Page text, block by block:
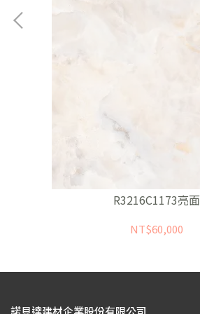
R3216C1173亮面
NT$60,000
諾貝達建材企業股份有限公司